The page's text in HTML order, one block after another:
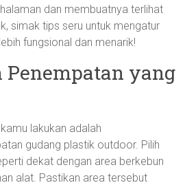
dan membuatnya terlihat
simak tips seru untuk mengatur
fungsional dan menarik!
Penempatan yang
lakukan adalah
gudang plastik outdoor. Pilih
dekat dengan area berkebun
alat. Pastikan area tersebut